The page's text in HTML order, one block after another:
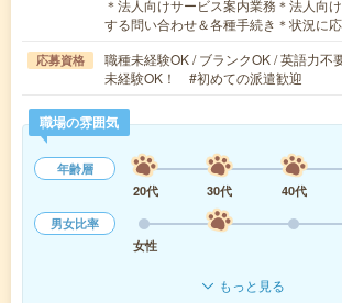
＊法人向けサービス案内業務＊法人向
する問い合わせ＆各種手続き＊状況に
応募資格
職種未経験OK / ブランクOK / 英語力不
未経験OK！ #初めての派遣歓迎
職場の雰囲気
年齢層
20代
30代 40代
男女比率
女性
もっと見る